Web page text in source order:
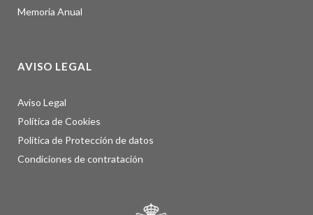
Memoria Anual
AVISO LEGAL
Aviso Legal
Política de Cookies
Política de Protección de datos
Condiciones de contratación